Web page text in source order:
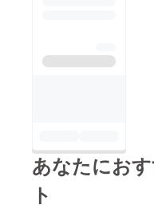
あなたにお
ト